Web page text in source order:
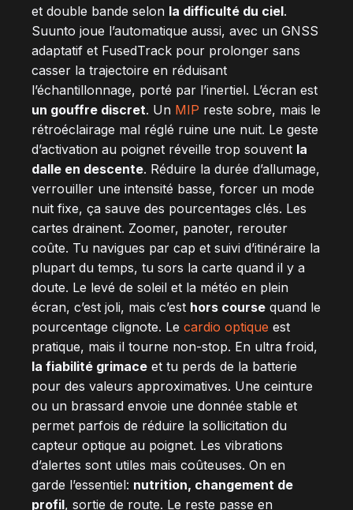
et double bande selon la difficulté du ciel.
Suunto joue l’automatique aussi, avec un GNSS
adaptatif et FusedTrack pour prolonger sans
casser la trajectoire en réduisant
l’échantillonnage, porté par l’inertiel. L’écran est
un gouffre discret. Un MIP reste sobre, mais le
rétroéclairage mal réglé ruine une nuit. Le geste
d’activation au poignet réveille trop souvent la
dalle en descente. Réduire la durée d’allumage,
verrouiller une intensité basse, forcer un mode
nuit fixe, ça sauve des pourcentages clés. Les
cartes drainent. Zoomer, panoter, rerouter
coûte. Tu navigues par cap et suivi d’itinéraire la
plupart du temps, tu sors la carte quand il y a
doute. Le levé de soleil et la météo en plein
écran, c’est joli, mais c’est hors course quand le
pourcentage clignote. Le cardio optique est
pratique, mais il tourne non-stop. En ultra froid,
la fiabilité grimace et tu perds de la batterie
pour des valeurs approximatives. Une ceinture
ou un brassard envoie une donnée stable et
permet parfois de réduire la sollicitation du
capteur optique au poignet. Les vibrations
d’alertes sont utiles mais coûteuses. On en
garde l’essentiel: nutrition, changement de
profil, sortie de route. Le reste passe en